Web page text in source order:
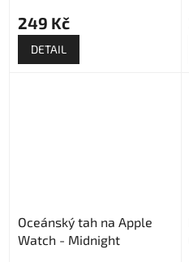
249 Kč
DETAIL
Oceánský tah na Apple
Watch - Midnight